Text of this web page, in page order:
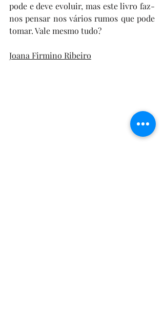
pode e deve evoluir, mas este livro faz-
nos pensar nos vários rumos que pode
tomar. Vale mesmo tudo?
Joana Firmino Ribeiro